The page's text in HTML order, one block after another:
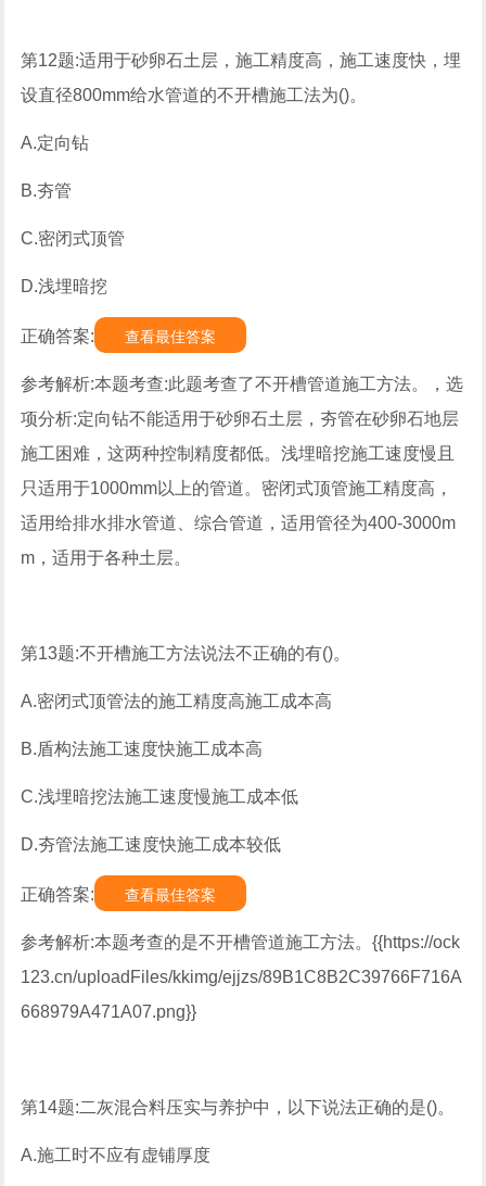
第12题:适用于砂卵石土层，施工精度高，施工速度快，埋
设直径800mm给水管道的不开槽施工法为()。
A.定向钻
B.夯管
C.密闭式顶管
D.浅埋暗挖
正确答案: 查看最佳答案
参考解析:本题考查:此题考查了不开槽管道施工方法。，选
项分析:定向钻不能适用于砂卵石土层，夯管在砂卵石地层
施工困难，这两种控制精度都低。浅埋暗挖施工速度慢且
只适用于1000mm以上的管道。密闭式顶管施工精度高，
适用给排水排水管道、综合管道，适用管径为400-3000m
m，适用于各种土层。
第13题:不开槽施工方法说法不正确的有()。
A.密闭式顶管法的施工精度高施工成本高
B.盾构法施工速度快施工成本高
C.浅埋暗挖法施工速度慢施工成本低
D.夯管法施工速度快施工成本较低
正确答案: 查看最佳答案
参考解析:本题考查的是不开槽管道施工方法。{{https://ock
123.cn/uploadFiles/kkimg/ejjzs/89B1C8B2C39766F716A
668979A471A07.png}}
第14题:二灰混合料压实与养护中，以下说法正确的是()。
A.施工时不应有虚铺厚度